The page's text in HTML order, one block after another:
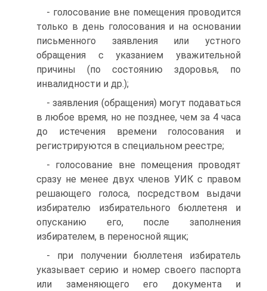
- голосование вне помещения проводится
только в день голосования и на основании
письменного заявления или устного
обращения с указанием уважительной
причины (по состоянию здоровья, по
инвалидности и др.);
- заявления (обращения) могут подаваться
в любое время, но не позднее, чем за 4 часа
до истечения времени голосования и
регистрируются в специальном реестре;
- голосование вне помещения проводят
сразу не менее двух членов УИК с правом
решающего голоса, посредством выдачи
избирателю избирательного бюллетеня и
опусканию его, после заполнения
избирателем, в переносной ящик;
- при получении бюллетеня избиратель
указывает серию и номер своего паспорта
или заменяющего его документа и